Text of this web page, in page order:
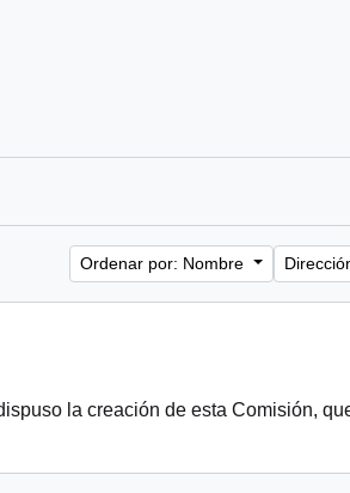
Ordenar por: Nombre
la creación de esta Comisión,